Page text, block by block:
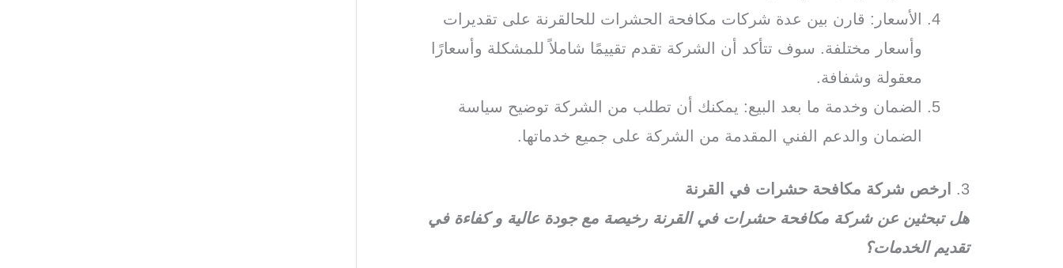
الأسعار: قارن بين عدة شركات مكافحة الحشرات للحالقرنة على تقديرات
وأسعار مختلفة. سوف تتأكد أن الشركة تقدم تقييمًا شاملاً للمشكلة وأسعارًا
معقولة وشفافة.
الضمان وخدمة ما بعد البيع: يمكنك أن تطلب من الشركة توضيح سياسة
الضمان والدعم الفني المقدمة من الشركة على جميع خدماتها.
3.
ارخص شركة مكافحة حشرات في القرنة
هل تبحثين عن شركة مكافحة حشرات في القرنة رخيصة مع جودة عالية و كفاءة في
تقديم الخدمات؟